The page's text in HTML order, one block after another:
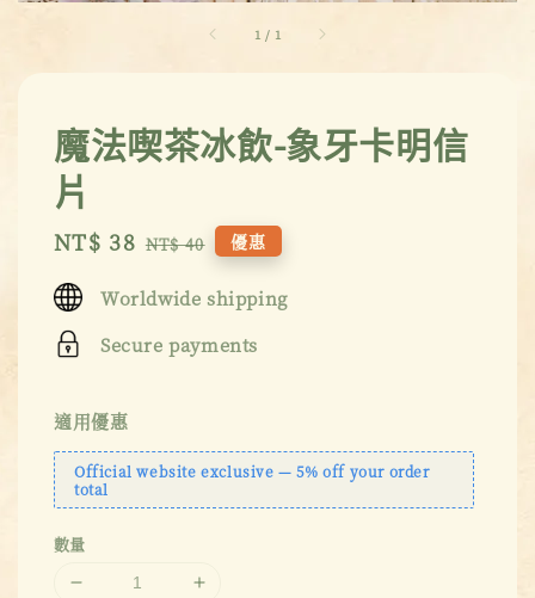
1 / 1
魔法喫茶冰飲-象牙卡明信
片
Sale
NT$ 38 Regular
NT$ 40 優惠
Worldwide shipping
Secure payments
適用優惠
Official website exclusive — 5% off your order
total
數量